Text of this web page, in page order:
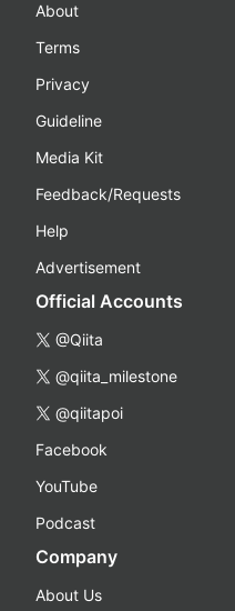
About
Terms
Privacy
Guideline
Media Kit
Feedback/Requests
Help
Advertisement
Official Accounts
@Qiita
@qiita_milestone
@qiitapoi
Facebook
YouTube
Podcast
Company
About Us